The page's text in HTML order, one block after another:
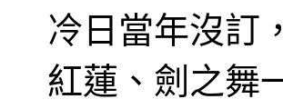
冷日當年沒訂
紅蓮、劍之舞